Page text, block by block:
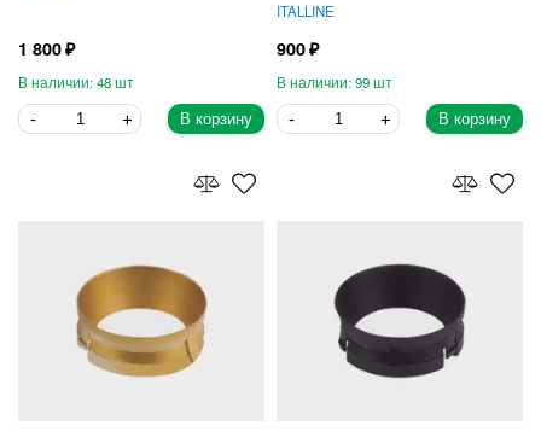
1 800
48
В корзину
ITALLINE
900
99
В корзину